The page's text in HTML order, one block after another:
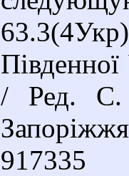
Південної
/ Ред. С.